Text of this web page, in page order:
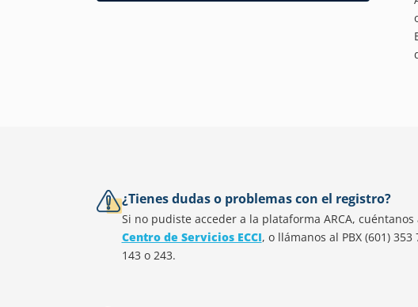
¿Tienes dudas o problemas con el registro?
Si no pudiste acceder a la plataforma ARCA, cuéntanos
Centro de Servicios ECCI, o llámanos al PBX (601) 353
143 o 243.